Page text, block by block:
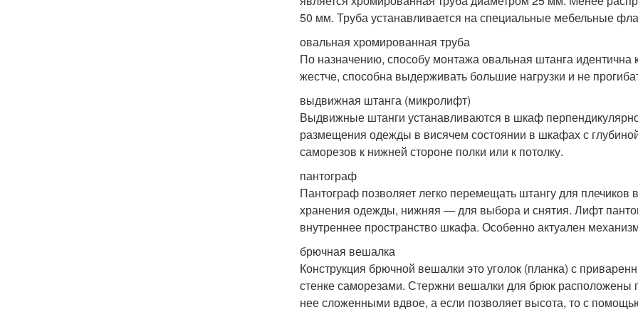
50 мм. Труба устанавливается на специальные мебельные
овальная хромированная труба
По назначению, способу монтажа овальная штанга
жестче, способна выдерживать большие нагрузки и не
выдвижная штанга (микролифт)
Выдвижные штанги устанавливаются в шкаф
размещения одежды в висячем состоянии в шкафах с
саморезов к нижней стороне полки или к потолку.
пантограф
Пантограф позволяет легко перемещать штангу для
хранения одежды, нижняя — для выбора и снятия. Лифт
внутреннее пространство шкафа. Особенно актуален
брючная вешалка
Конструкция брючной вешалки это уголок (планка) с
стенке саморезами. Стержни вешалки для брюк
нее сложенными вдвое, а если позволяет высота, то с